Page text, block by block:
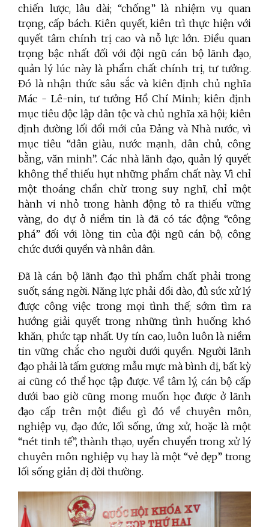
chiến lược, lâu dài; “chống” là nhiệm vụ quan
trọng, cấp bách. Kiên quyết, kiên trì thực hiện với
quyết tâm chính trị cao và nỗ lực lớn. Điều quan
trọng bậc nhất đối với đội ngũ cán bộ lãnh đạo,
quản lý lúc này là phẩm chất chính trị, tư tưởng.
Đó là nhận thức sâu sắc và kiên định chủ nghĩa
Mác - Lê-nin, tư tưởng Hồ Chí Minh; kiên định
mục tiêu độc lập dân tộc và chủ nghĩa xã hội; kiên
định đường lối đổi mới của Đảng và Nhà nước, vì
mục tiêu “dân giàu, nước mạnh, dân chủ, công
bằng, văn minh”. Các nhà lãnh đạo, quản lý quyết
không thể thiếu hụt những phẩm chất này. Vì chỉ
một thoáng chần chừ trong suy nghĩ, chỉ một
hành vi nhỏ trong hành động tỏ ra thiếu vững
vàng, do dự ở niềm tin là đã có tác động “công
phá” đối với lòng tin của đội ngũ cán bộ, công
chức dưới quyền và nhân dân.
Đã là cán bộ lãnh đạo thì phẩm chất phải trong
suốt, sáng ngời. Năng lực phải dồi dào, đủ sức xử lý
được công việc trong mọi tình thế; sớm tìm ra
hướng giải quyết trong những tình huống khó
khăn, phức tạp nhất. Uy tín cao, luôn luôn là niềm
tin vững chắc cho người dưới quyền. Người lãnh
đạo phải là tấm gương mẫu mực mà bình dị, bất kỳ
ai cũng có thể học tập được. Về tâm lý, cán bộ cấp
dưới bao giờ cũng mong muốn học được ở lãnh
đạo cấp trên một điều gì đó về chuyên môn,
nghiệp vụ, đạo đức, lối sống, ứng xử, hoặc là một
“nét tinh tế”, thành thạo, uyển chuyển trong xử lý
chuyên môn nghiệp vụ hay là một “vẻ đẹp” trong
lối sống giản dị đời thường.